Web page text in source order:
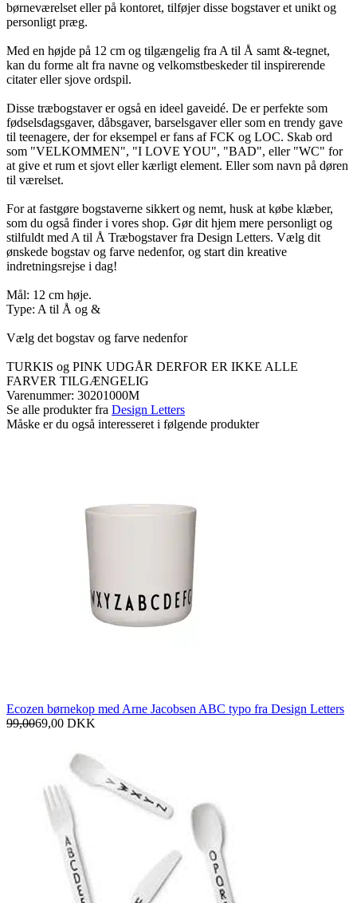
børneværelset eller på kontoret, tilføjer disse bogstaver et unikt og
personligt præg.
Med en højde på 12 cm og tilgængelig fra A til Å samt &-tegnet,
kan du forme alt fra navne og velkomstbeskeder til inspirerende
citater eller sjove ordspil.
Disse træbogstaver er også en ideel gaveidé. De er perfekte som
fødselsdagsgaver, dåbsgaver, barselsgaver eller som en trendy gave
til teenagere, der for eksempel er fans af FCK og LOC. Skab ord
som "VELKOMMEN", "I LOVE YOU", "BAD", eller "WC" for
at give et rum et sjovt eller kærligt element. Eller som navn på døren
til værelset.
For at fastgøre bogstaverne sikkert og nemt, husk at købe klæber,
som du også finder i vores shop. Gør dit hjem mere personligt og
stilfuldt med A til Å Træbogstaver fra Design Letters. Vælg dit
ønskede bogstav og farve nedenfor, og start din kreative
indretningsrejse i dag!
Mål: 12 cm høje.
Type: A til Å og &
Vælg det bogstav og farve nedenfor
TURKIS og PINK UDGÅR DERFOR ER IKKE ALLE
FARVER TILGÆNGELIG
Varenummer: 30201000M
Se alle produkter fra Design Letters
Måske er du også interesseret i følgende produkter
Ecozen børnekop med Arne Jacobsen ABC typo fra Design Letters
99,0069,00 DKK